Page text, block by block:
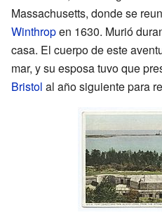
Massachusetts, donde se
Winthropen 1630. Murió
casa. El cuerpo de este
mar, y su esposa tuvo que
Bristol al año siguiente para